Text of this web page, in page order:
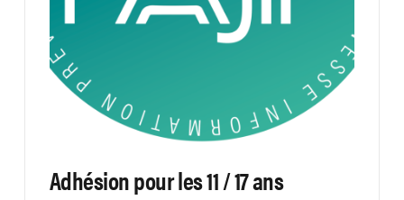
Adhésion pour les 11 / 17 ans